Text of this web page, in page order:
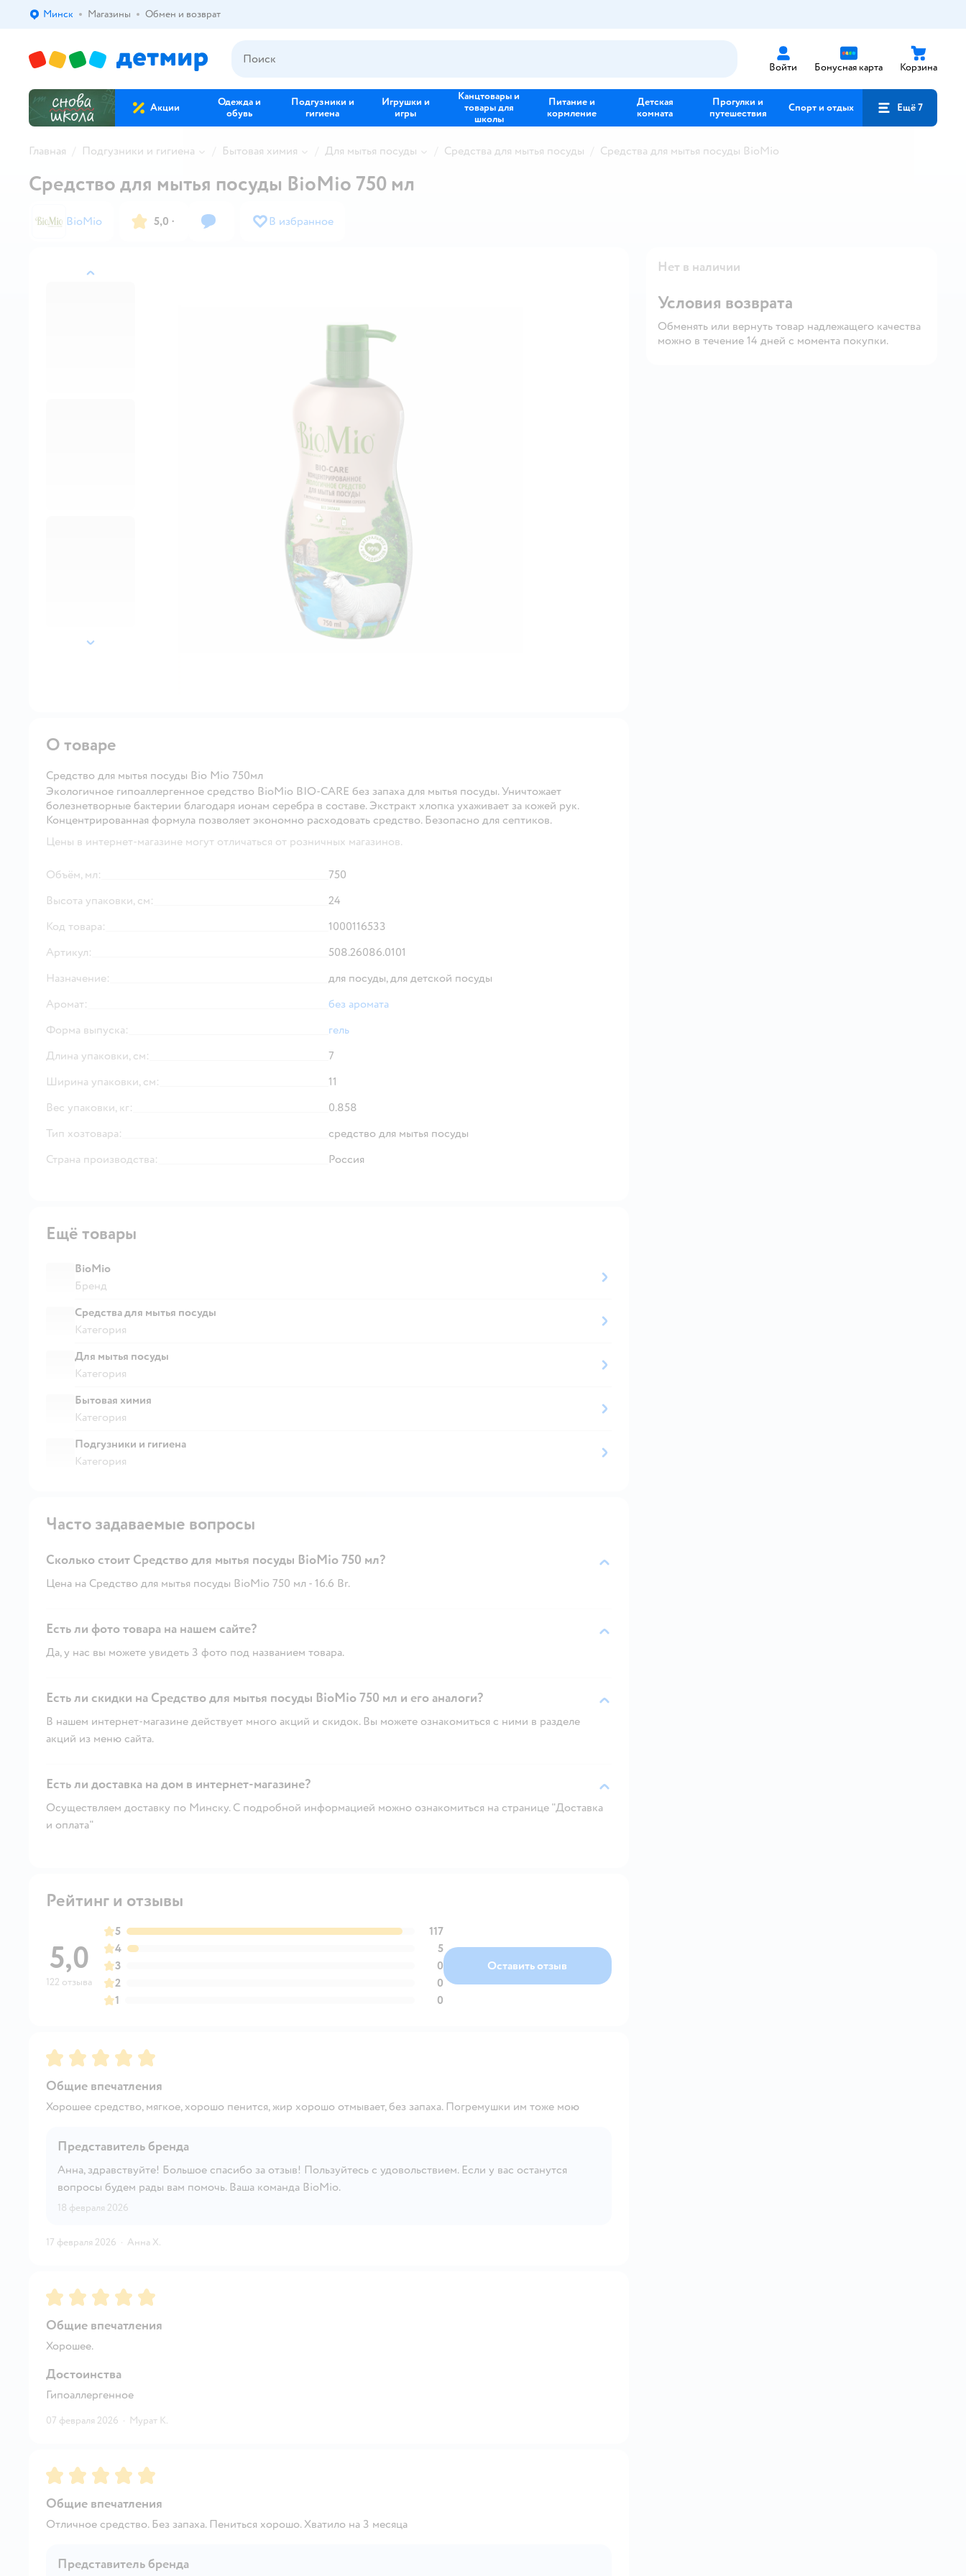
Выбор адреса доставки.
Минск Магазины Обмен и возврат
Войти Бонусная карта Корзина
Акции
Одежда и
обувь
Подгузники и
гигиена
Игрушки и
игры
Канцтовары и
товары для
школы
Питание и
кормление
Детская
комната
Прогулки и
путешествия
Спорт и отдых Ещё 7
Главная Подгузники и гигиена Бытовая химия Для мытья посуды Средства для мытья посуды Средства для мытья посуды BioMio
назад
далее
Средство для мытья посуды BioMio 750 мл
BioMio 5,0 · В избранное
Нет в наличии
Условия возврата
Обменять или вернуть товар надлежащего качества
можно в течение 14 дней с момента покупки.
О товаре
Средство для мытья посуды Bio Mio 750мл
Экологичное гипоаллергенное средство BioMio BIO-CARE без запаха для мытья посуды. Уничтожает
болезнетворные бактерии благодаря ионам серебра в составе. Экстракт хлопка ухаживает за кожей рук.
Концентрированная формула позволяет экономно расходовать средство. Безопасно для септиков.
Цены в интернет-магазине могут отличаться от розничных магазинов.
Объём, мл:
750
Высота упаковки, см:
24
Код товара:
1000116533
Артикул:
508.26086.0101
Назначение:
для посуды,для детской посуды
Аромат:
без аромата
Форма выпуска:
гель
Длина упаковки, см:
7
Ширина упаковки, см:
11
Вес упаковки, кг:
0.858
Тип хозтовара:
средство для мытья посуды
Страна производства:
Россия
Ещё товары
BioMio
Бренд
Средства для мытья посуды
Категория
Для мытья посуды
Категория
Бытовая химия
Категория
Подгузники и гигиена
Категория
Часто задаваемые вопросы
Сколько стоит Средство для мытья посуды BioMio 750 мл?
Цена на Средство для мытья посуды BioMio 750 мл - 16.6 Br.
Есть ли фото товара на нашем сайте?
Да, у нас вы можете увидеть 3 фото под названием товара.
Есть ли скидки на Средство для мытья посуды BioMio 750 мл и его аналоги?
В нашем интернет-магазине действует много акций и скидок. Вы можете ознакомиться с ними в разделе
акций из меню сайта.
Есть ли доставка на дом в интернет-магазине?
Осуществляем доставку по Минску. С подробной информацией можно ознакомиться на странице "Доставка
и оплата"
Рейтинг и отзывы
5,0
122 отзыва
5
117
4
5
3
0
2
0
1
0
Оставить отзыв
Рейтинг:5
Общие впечатления
Хорошее средство, мягкое, хорошо пенится, жир хорошо отмывает, без запаха. Погремушки им тоже мою
Представитель бренда
Анна, здравствуйте! Большое спасибо за отзыв! Пользуйтесь с удовольствием. Если у вас останутся
вопросы будем рады вам помочь. Ваша команда BioMio.
18 февраля 2026
17 февраля 2026 · Анна Х.
Рейтинг:5
Общие впечатления
Хорошее.
Достоинства
Гипоаллергенное
07 февраля 2026 · Мурат К.
Рейтинг:5
Общие впечатления
Отличное средство. Без запаха. Пениться хорошо. Хватило на 3 месяца
Представитель бренда